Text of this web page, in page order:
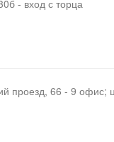
- вход с торца
проезд, 66 - 9 офис;